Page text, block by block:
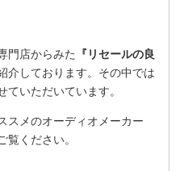
門店からみた
『リセールの良
介しております。その中では
ていただいています。
スメのオーディオメーカー
覧ください。